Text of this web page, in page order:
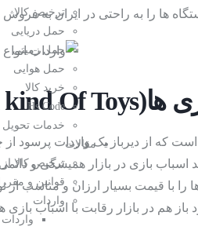
شارژرهای بی سیم(Wierless) برای واردات پرسود از چین
الکتریکی
از چین
ترخیص کالا
حمل دریایی
حمل زمینی
حمل هوایی
خرید کالا
Hs Code
خدمات تحویل door to door
مقالات
ترخیص کالا
قوانین و
واردات
ها را به راحتی در ایران به فروش
ها(All kind Of Toys)
است که از دیرباز یک واردات پرسود
بازی در بازار همیشگی و
را با قیمت بسیار ارزان و مناسب
هم در بازار رقابت با اسباب بازی